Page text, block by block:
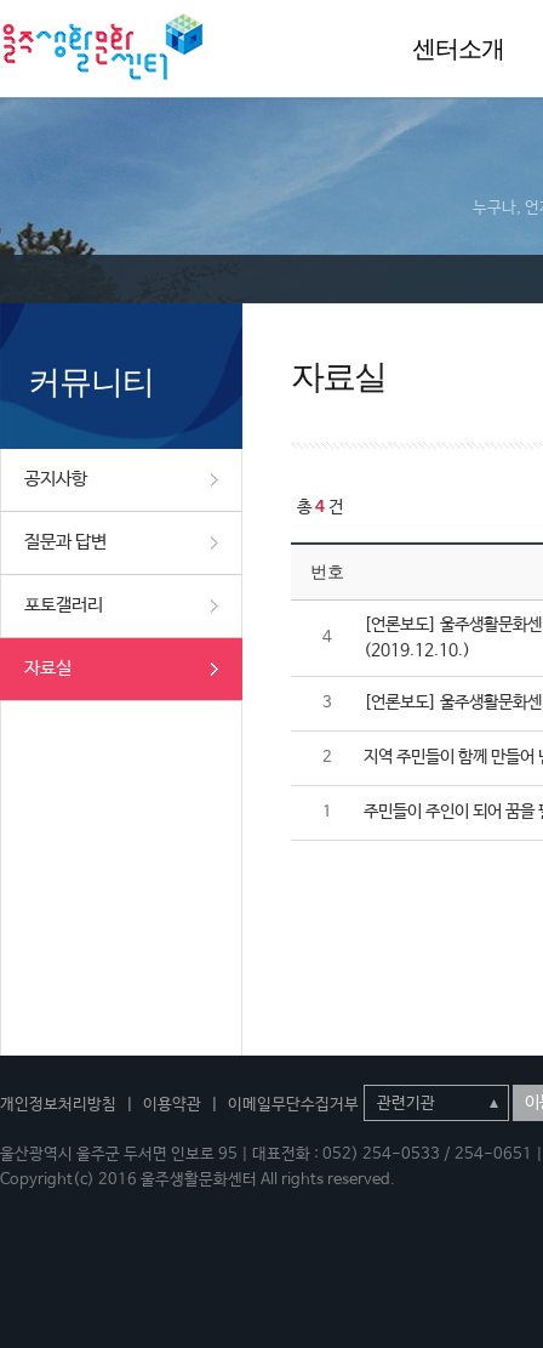
센터소개
누구나, 언
커뮤니티
공지사항
질문과 답변
포토갤러리
자료실
자료실
총4 건
번호
4
[언론보도] 울주생활문화
(2019.12.10.)
3 [언론보도] 울주생활문화
2 지역 주민들이 함께 만들
1 주민들이 주인이 되어 꿈
개인정보처리방침 이용약관 이메일무단수집거부 이
울산광역시 울주군 두서면 인보로 95 | 대표전화 : 052) 254-0533 / 254-
Copyright(c) 2016 울주생활문화센터 All rights reserved.